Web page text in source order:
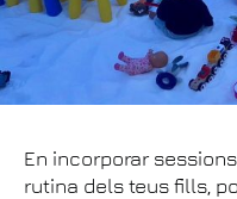
En incorporar
rutina dels teus fills,